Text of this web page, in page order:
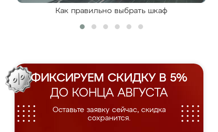
Как правильно выбрать шкаф
ФИКСИРУЕМ СКИДКУ В 5%
ДО КОНЦА АВГУСТА
Оставьте заявку сейчас, скидка
сохранится.